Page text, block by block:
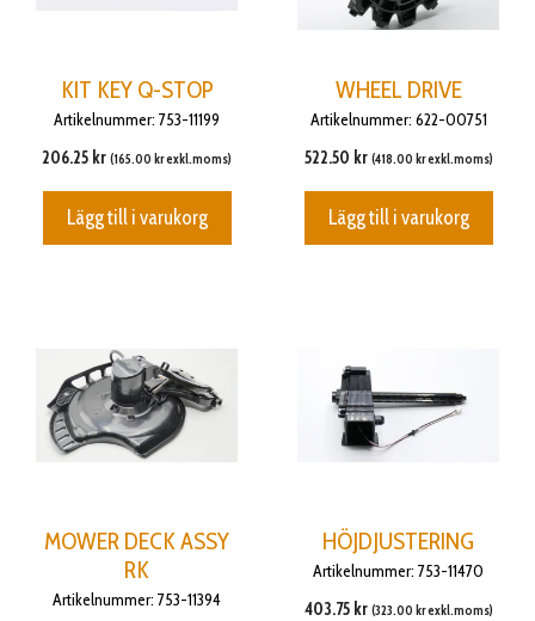
KIT KEY Q-STOP
Artikelnummer: 753-11199
206.25 kr (165.00 krexkl.moms)
Lägg till i varukorg
WHEEL DRIVE
Artikelnummer: 622-00751
522.50 kr (418.00 krexkl.moms)
Lägg till i varukorg
MOWER DECK ASSY
RK
Artikelnummer: 753-11394
HÖJDJUSTERING
Artikelnummer: 753-11470
403.75 kr (323.00 krexkl.moms)